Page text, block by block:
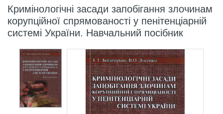
Кримінологічні засади запобігання злочинам
корупційної спрямованості у пенітенціарній
системі України. Навчальний посібник